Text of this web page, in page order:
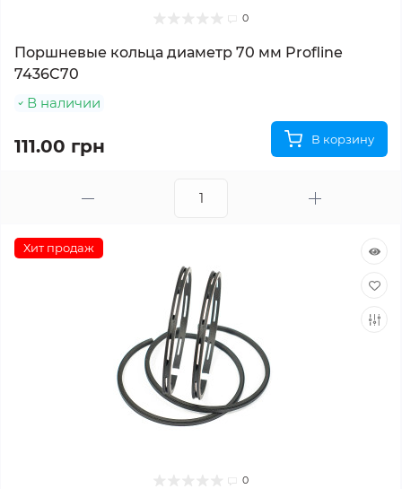
0
Поршневые кольца диаметр 70 мм Profline
7436C70
В наличии
111.00 грн В корзину
Хит продаж
0